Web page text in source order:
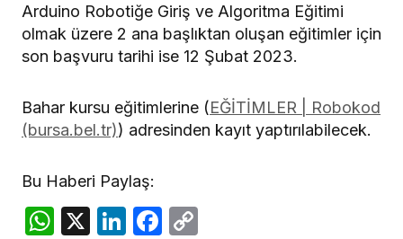
Arduino Robotiğe Giriş ve Algoritma Eğitimi
olmak üzere 2 ana başlıktan oluşan eğitimler için
son başvuru tarihi ise 12 Şubat 2023.
Bahar kursu eğitimlerine (EĞİTİMLER | Robokod
(bursa.bel.tr)) adresinden kayıt yaptırılabilecek.
Bu Haberi Paylaş:
WhatsApp
X LinkedIn
Facebook